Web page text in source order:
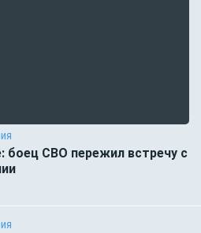
боец СВО пережил встречу с